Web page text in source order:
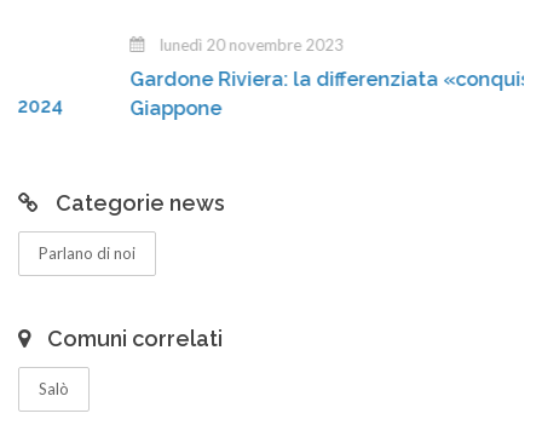
lunedì 20 novembre 2023
Gardone Riviera: la differenziata «conquista» il
Giappone
Categorie news
Parlano di noi
Comuni correlati
Salò